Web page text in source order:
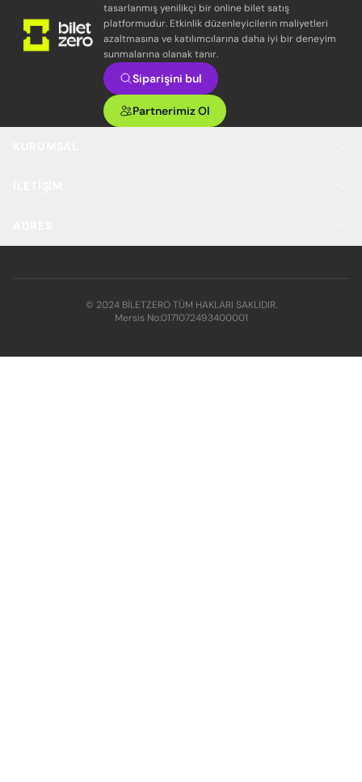
tasarlanmış yenilikçi bir online bilet satış
platformudur. Etkinlik düzenleyicilerin maliyetleri
azaltmasına ve katılımcılarına daha iyi bir deneyim
sunmalarına olanak tanır.
Siparişini bul
Partnerimiz Ol
© 2024 BİLETZERO TÜM HAKLARI SAKLIDIR.
Mersis No:0171072493400001